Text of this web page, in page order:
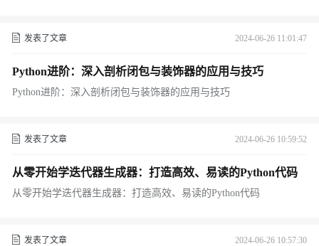
发表了文章 2024-06-26 11:01:47
Python进阶：深入剖析闭包与装饰器的应用与技巧
Python进阶：深入剖析闭包与装饰器的应用与技巧
发表了文章 2024-06-26 10:59:52
从零开始学迭代器生成器：打造高效、易读的Python代码
从零开始学迭代器生成器：打造高效、易读的Python代码
发表了文章 2024-06-26 10:57:30